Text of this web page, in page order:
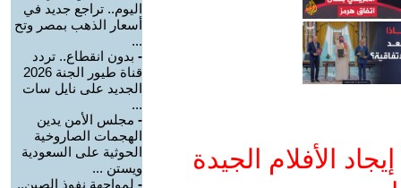
الأفلام الجيدة
اليوم.. تراجع جديد في
أسعار الذهب بمصر وتح
...
- بدون انقطاع.. تردد
قناة طيور الجنة 2026
الجديد على نايل سات
...
- مجلس الأمن يدين
الهجمات الصاروخية
الحوثية على السعودية
ويستن ...
- لمواجهة نفوذ الصين..